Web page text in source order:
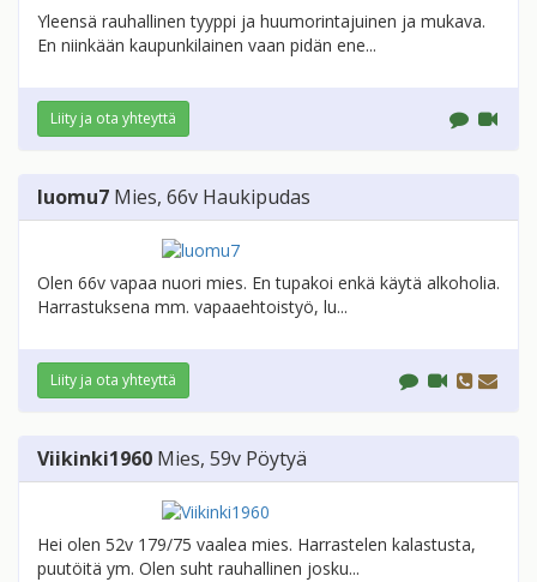
Yleensä rauhallinen tyyppi ja huumorintajuinen ja mukava.
En niinkään kaupunkilainen vaan pidän ene...
Liity ja ota yhteyttä
luomu7 Mies, 66v Haukipudas
Olen 66v vapaa nuori mies. En tupakoi enkä käytä alkoholia.
Harrastuksena mm. vapaaehtoistyö, lu...
Liity ja ota yhteyttä
Viikinki1960 Mies, 59v Pöytyä
Hei olen 52v 179/75 vaalea mies. Harrastelen kalastusta,
puutöitä ym. Olen suht rauhallinen josku...